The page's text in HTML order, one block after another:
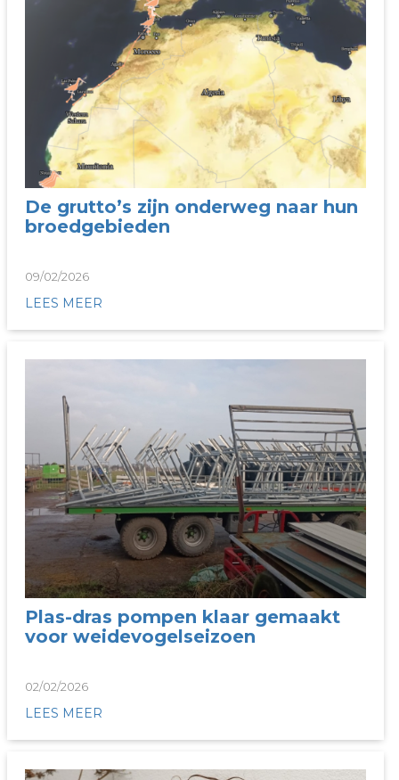
De grutto’s zijn onderweg naar hun
broedgebieden
09/02/2026
LEES MEER
Plas-dras pompen klaar gemaakt
voor weidevogelseizoen
02/02/2026
LEES MEER